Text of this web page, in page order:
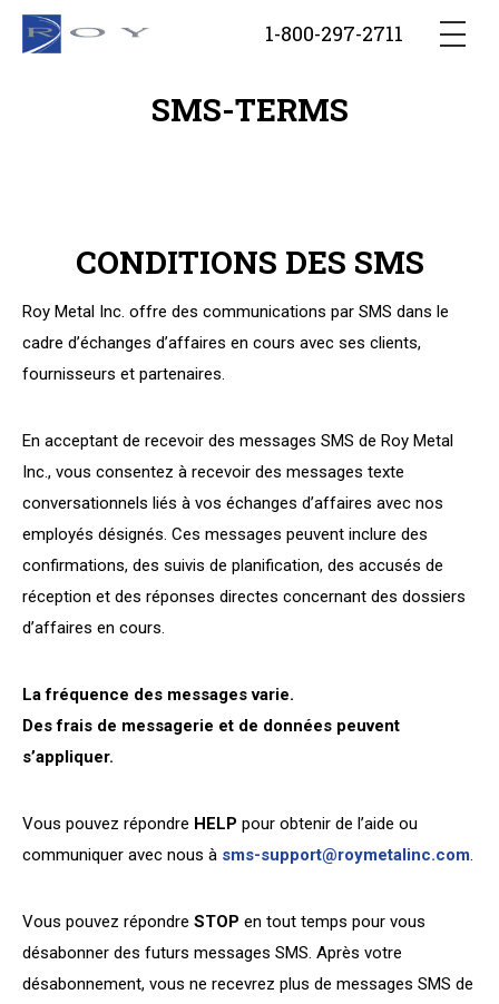
EMPLOIS
FR EN
1-800-297-2711
SMS-TERMS
CONDITIONS DES SMS
Roy Metal Inc. offre des communications par SMS dans le
cadre d’échanges d’affaires en cours avec ses clients,
fournisseurs et partenaires.
En acceptant de recevoir des messages SMS de Roy Metal
Inc., vous consentez à recevoir des messages texte
conversationnels liés à vos échanges d’affaires avec nos
employés désignés. Ces messages peuvent inclure des
confirmations, des suivis de planification, des accusés de
réception et des réponses directes concernant des dossiers
d’affaires en cours.
La fréquence des messages varie.
Des frais de messagerie et de données peuvent
s’appliquer.
Vous pouvez répondre HELP pour obtenir de l’aide ou
communiquer avec nous à sms-support@roymetalinc.com.
Vous pouvez répondre STOP en tout temps pour vous
désabonner des futurs messages SMS. Après votre
désabonnement, vous ne recevrez plus de messages SMS de